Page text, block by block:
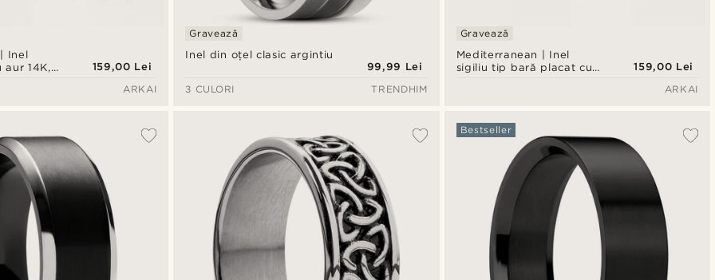
Inel
aur 14K,
159,00 Lei
ARKAI
Inel din oțel clasic argintiu
Gravează
99,99 Lei
3 CULORI
TRENDHIM
Mediterranean | Inel
sigiliu tip bară placat cu
Gravează
159,00 Lei
ARKAI
Bestseller